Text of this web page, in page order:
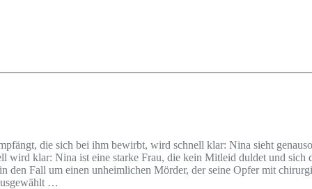
die sich bei ihm bewirbt, wird schnell klar: Nina sieht
klar: Nina ist eine starke Frau, die kein Mitleid duldet und sich
den Fall um einen unheimlichen Mörder, der seine Opfer mit
…